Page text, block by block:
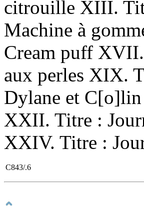
citrouille XIII.
Machine à
Cream puff
aux perles XIX.
Dylane et
XXII. Titre :
XXIV. Titre :
C843/.6